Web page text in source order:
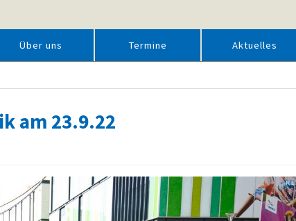
Über uns Termine Aktuelles
am 23.9.22